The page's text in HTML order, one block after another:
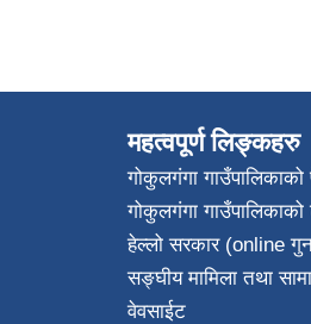
महत्वपूर्ण लिङ्कहरु
गोकुलगंगा
गोकुलगंगा
हेल्लो सरकार (online
सङ्घीय मामिला तथा
वेवसाईट